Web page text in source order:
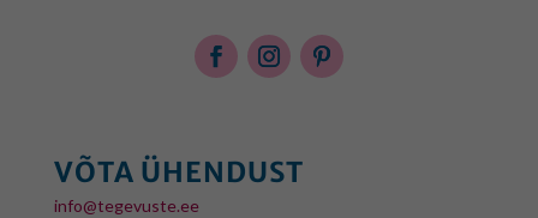
VÕTA ÜHENDUST
info@tegevuste.ee